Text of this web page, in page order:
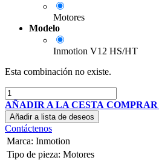
Motores
Modelo
Inmotion V12 HS/HT
Esta combinación no existe.
AÑADIR A LA CESTA
Añadir a lista de deseos
Contáctenos
Marca: Inmotion
Tipo de pieza: Motores